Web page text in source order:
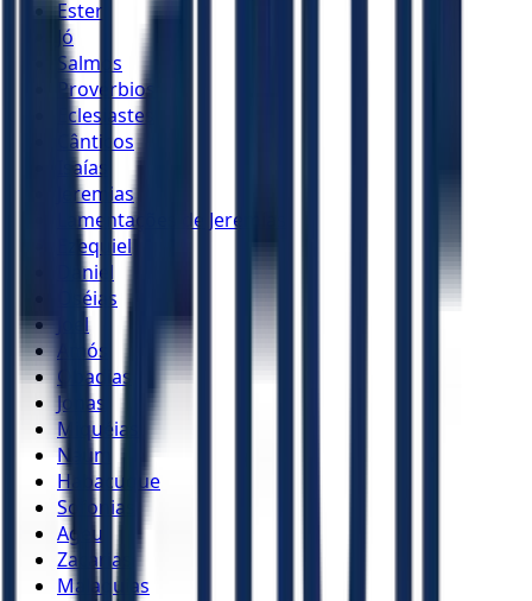
Ester
Jó
Salmos
Provérbios
Eclesiastes
Cânticos
Isaías
Jeremias
Lamentações de Jeremias
Ezequiel
Daniel
Oséias
Joel
Amós
Obadias
Jonas
Miquéias
Naum
Habacuque
Sofonias
Ageu
Zacarias
Malaquias